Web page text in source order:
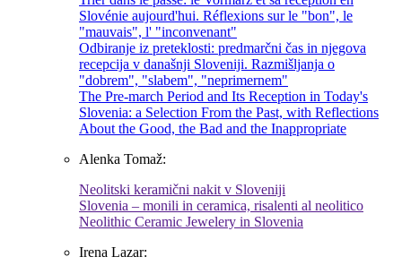
Slovénie aujourd'hui. Réflexions sur le "bon", le
"mauvais", l' "inconvenant"
Odbiranje iz preteklosti: predmarčni čas in njegova
recepcija v današnji Sloveniji. Razmišljanja o
"dobrem", "slabem", "neprimernem"
The Pre-march Period and Its Reception in Today's
Slovenia: a Selection From the Past, with Reflections
About the Good, the Bad and the Inappropriate
Alenka Tomaž:
Neolitski keramični nakit v Sloveniji
Slovenia – monili in ceramica, risalenti al neolitico
Neolithic Ceramic Jewelery in Slovenia
Irena Lazar: